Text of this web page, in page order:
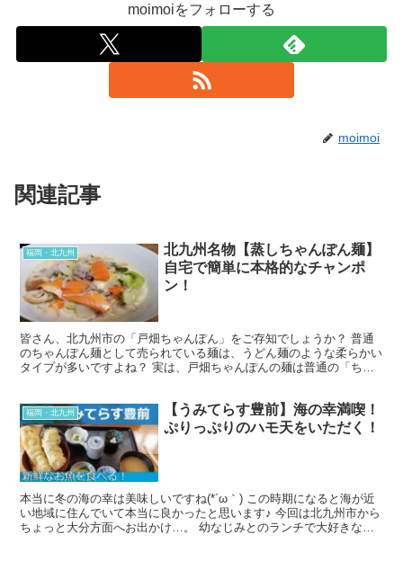
moimoiをフォローする
moimoi
関連記事
福岡・北九州
北九州名物【蒸しちゃんぽん麺】
自宅で簡単に本格的なチャンポ
ン！
皆さん、北九州市の「戸畑ちゃんぽん」をご存知でしょうか？ 普通
のちゃんぽん麺として売られている麺は、うどん麺のような柔らかい
タイプが多いですよね？ 実は、戸畑ちゃんぽんの麺は普通の「ちゃ
福岡・北九州
【うみてらす豊前】海の幸満喫！
ぷりっぷりのハモ天をいただく！
本当に冬の海の幸は美味しいですね(*´ω｀) この時期になると海が近
い地域に住んでいて本当に良かったと思います♪ 今回は北九州市から
ちょっと大分方面へお出かけ…。 幼なじみとのランチで大好きな海